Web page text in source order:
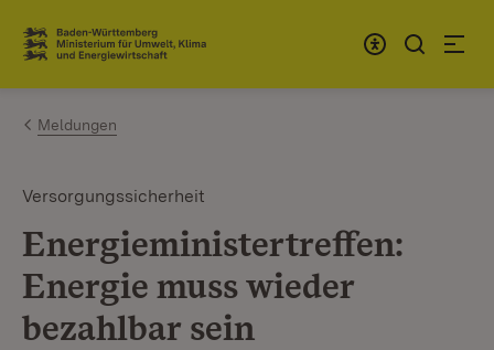
Zum Inhalt springen
Link zur Startseite
Meldungen
Versorgungssicherheit
Energieministertreffen:
Energie muss wieder
bezahlbar sein